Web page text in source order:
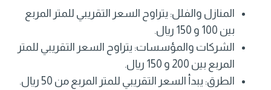
المنازل والفلل: يتراوح السعر التقريبي للمتر المربع
بين 100 و 150 ريال.
الشركات والمؤسسات: يتراوح السعر التقريبي للمتر
المربع بين 200 و 150 ريال.
الطرق: يبدأ السعر التقريبي للمتر المربع من 50 ريال.